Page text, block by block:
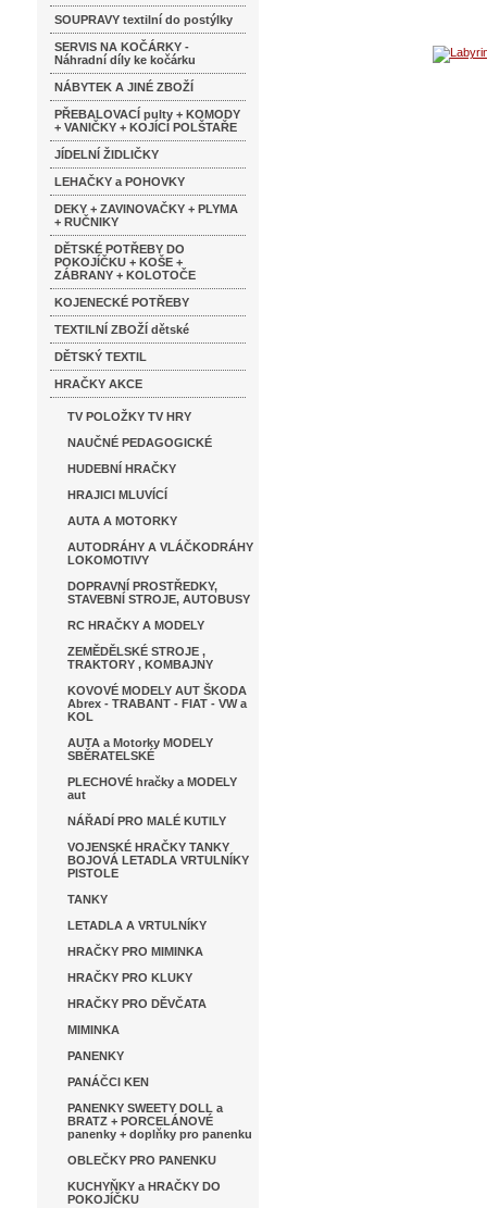
SOUPRAVY textilní do postýlky
SERVIS NA KOČÁRKY -
Náhradní díly ke kočárku
NÁBYTEK A JINÉ ZBOŽÍ
PŘEBALOVACÍ pulty + KOMODY
+ VANIČKY + KOJÍCÍ POLŠTAŘE
JÍDELNÍ ŽIDLIČKY
LEHAČKY a POHOVKY
DEKY + ZAVINOVAČKY + PLYMA
+ RUČNIKY
DĚTSKÉ POTŘEBY DO
POKOJÍČKU + KOŠE +
ZÁBRANY + KOLOTOČE
KOJENECKÉ POTŘEBY
TEXTILNÍ ZBOŽÍ dětské
DĚTSKÝ TEXTIL
HRAČKY AKCE
TV POLOŽKY TV HRY
NAUČNÉ PEDAGOGICKÉ
HUDEBNÍ HRAČKY
HRAJICI MLUVÍCÍ
AUTA A MOTORKY
AUTODRÁHY A VLÁČKODRÁHY
LOKOMOTIVY
DOPRAVNÍ PROSTŘEDKY,
STAVEBNÍ STROJE, AUTOBUSY
RC HRAČKY A MODELY
ZEMĚDĚLSKÉ STROJE ,
TRAKTORY , KOMBAJNY
KOVOVÉ MODELY AUT ŠKODA
Abrex - TRABANT - FIAT - VW a
KOL
AUTA a Motorky MODELY
SBĚRATELSKÉ
PLECHOVÉ hračky a MODELY
aut
NÁŘADÍ PRO MALÉ KUTILY
VOJENSKÉ HRAČKY TANKY
BOJOVÁ LETADLA VRTULNÍKY
PISTOLE
TANKY
LETADLA A VRTULNÍKY
HRAČKY PRO MIMINKA
HRAČKY PRO KLUKY
HRAČKY PRO DĚVČATA
MIMINKA
PANENKY
PANÁČCI KEN
PANENKY SWEETY DOLL a
BRATZ + PORCELÁNOVÉ
panenky + doplňky pro panenku
OBLEČKY PRO PANENKU
KUCHYŇKY a HRAČKY DO
POKOJÍČKU